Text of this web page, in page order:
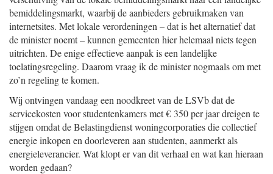
bemiddelingsmarkt, waarbij de aanbieders gebruikmaken van
internetsites. Met lokale verordeningen – dat is het alternatief dat
de minister noemt – kunnen gemeenten hier helemaal niets tegen
uitrichten. De enige effectieve aanpak is een landelijke
toelatingsregeling. Daarom vraag ik de minister nogmaals om met
zo’n regeling te komen.
Wij ontvingen vandaag een noodkreet van de LSVb dat de
servicekosten voor studentenkamers met € 350 per jaar dreigen te
stijgen omdat de Belastingdienst woningcorporaties die collectief
energie inkopen en doorleveren aan studenten, aanmerkt als
energieleverancier. Wat klopt er van dit verhaal en wat kan hieraan
worden gedaan?